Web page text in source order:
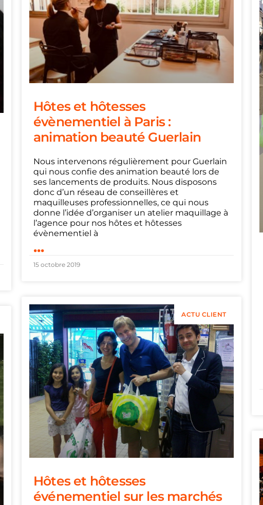
Hôtes et hôtesses
évènementiel à Paris :
animation beauté Guerlain
Nous intervenons régulièrement pour Guerlain
qui nous confie des animation beauté lors de
ses lancements de produits. Nous disposons
donc d’un réseau de conseillères et
maquilleuses professionnelles, ce qui nous
donne l’idée d’organiser un atelier maquillage à
l’agence pour nos hôtes et hôtesses
évènementiel à
...
15 octobre 2019
ACTU CLIENT
Hôtes et hôtesses
événementiel sur les marchés